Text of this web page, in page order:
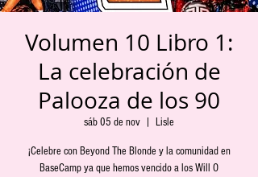
Volumen 10 Libro 1:
La celebración de
Palooza de los 90
sáb 05 de nov Lisle
¡Celebre con Beyond The Blonde y la comunidad en
BaseCamp ya que hemos vencido a los Will O